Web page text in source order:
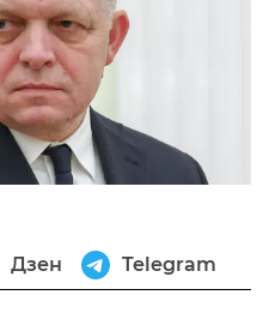
Дзен Telegram